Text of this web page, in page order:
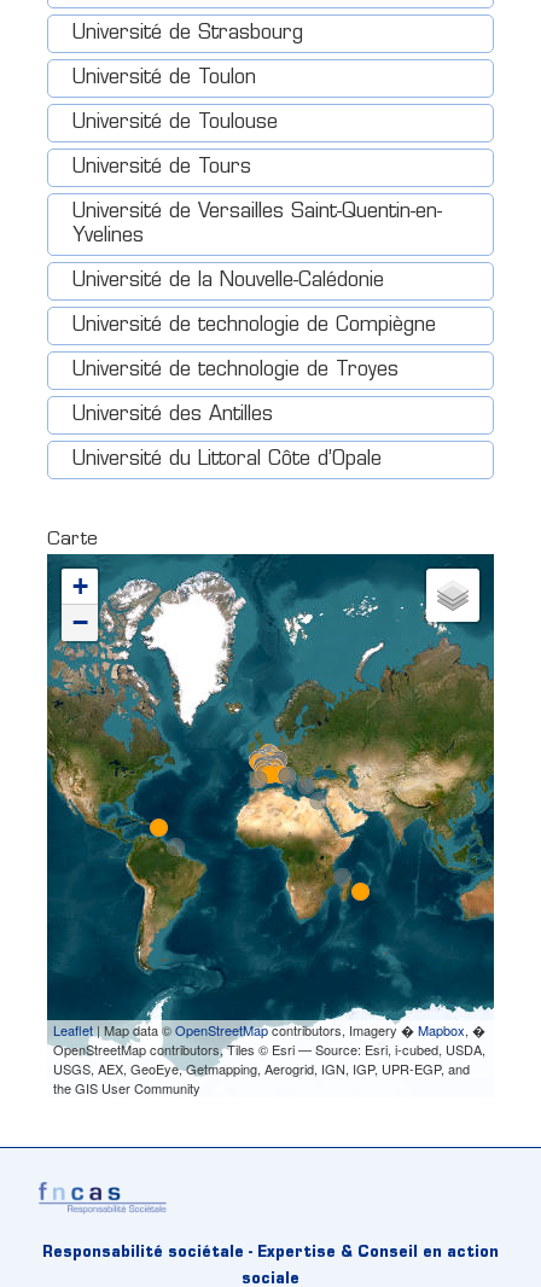
Université de Strasbourg
Université de Toulon
Université de Toulouse
Université de Tours
Université de Versailles Saint-Quentin-en-
Yvelines
Université de la Nouvelle-Calédonie
Université de technologie de Compiègne
Université de technologie de Troyes
Université des Antilles
Université du Littoral Côte d’Opale
Carte
+
−
Leaflet | Map data ©OpenStreetMapcontributors, Imagery �Mapbox, �
OpenStreetMap contributors, Tiles © Esri — Source: Esri, i-cubed, USDA,
USGS, AEX, GeoEye, Getmapping, Aerogrid, IGN, IGP, UPR-EGP, and
the GIS User Community
Responsabilité sociétale - Expertise & Conseil en action
sociale